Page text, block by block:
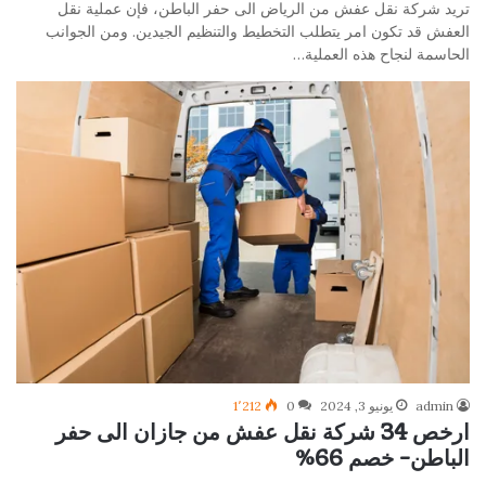
تريد شركة نقل عفش من الرياض الى حفر الباطن، فإن عملية نقل
العفش قد تكون امر يتطلب التخطيط والتنظيم الجيدين. ومن الجوانب
الحاسمة لنجاح هذه العملية…
admin يونيو 3, 2024 0 1٬212
ارخص 34 شركة نقل عفش من جازان الى حفر
الباطن- خصم 66%